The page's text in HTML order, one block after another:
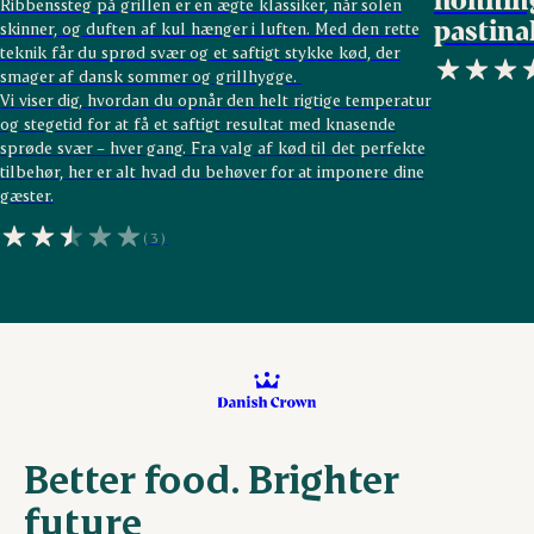
Ribbenssteg på grillen er en ægte klassiker, når solen
skinner, og duften af kul hænger i luften. Med den rette
teknik får du sprød svær og et saftigt stykke kød, der
smager af dansk sommer og grillhygge.
Vi viser dig, hvordan du opnår den helt rigtige temperatur
og stegetid for at få et saftigt resultat med knasende
sprøde svær – hver gang. Fra valg af kød til det perfekte
tilbehør, her er alt hvad du behøver for at imponere dine
gæster.
(3)
Better food. Brighter
future